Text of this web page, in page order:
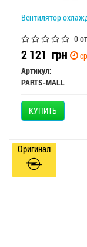
Вентилятор
0
2 121 грн
Артикул:
PARTS-MALL
КУПИТЬ
Оригинал